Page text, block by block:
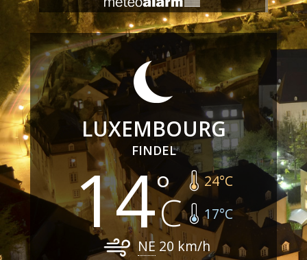
LUXEMBOURG
FINDEL
14 24°C
17°C
NE 20 km/h